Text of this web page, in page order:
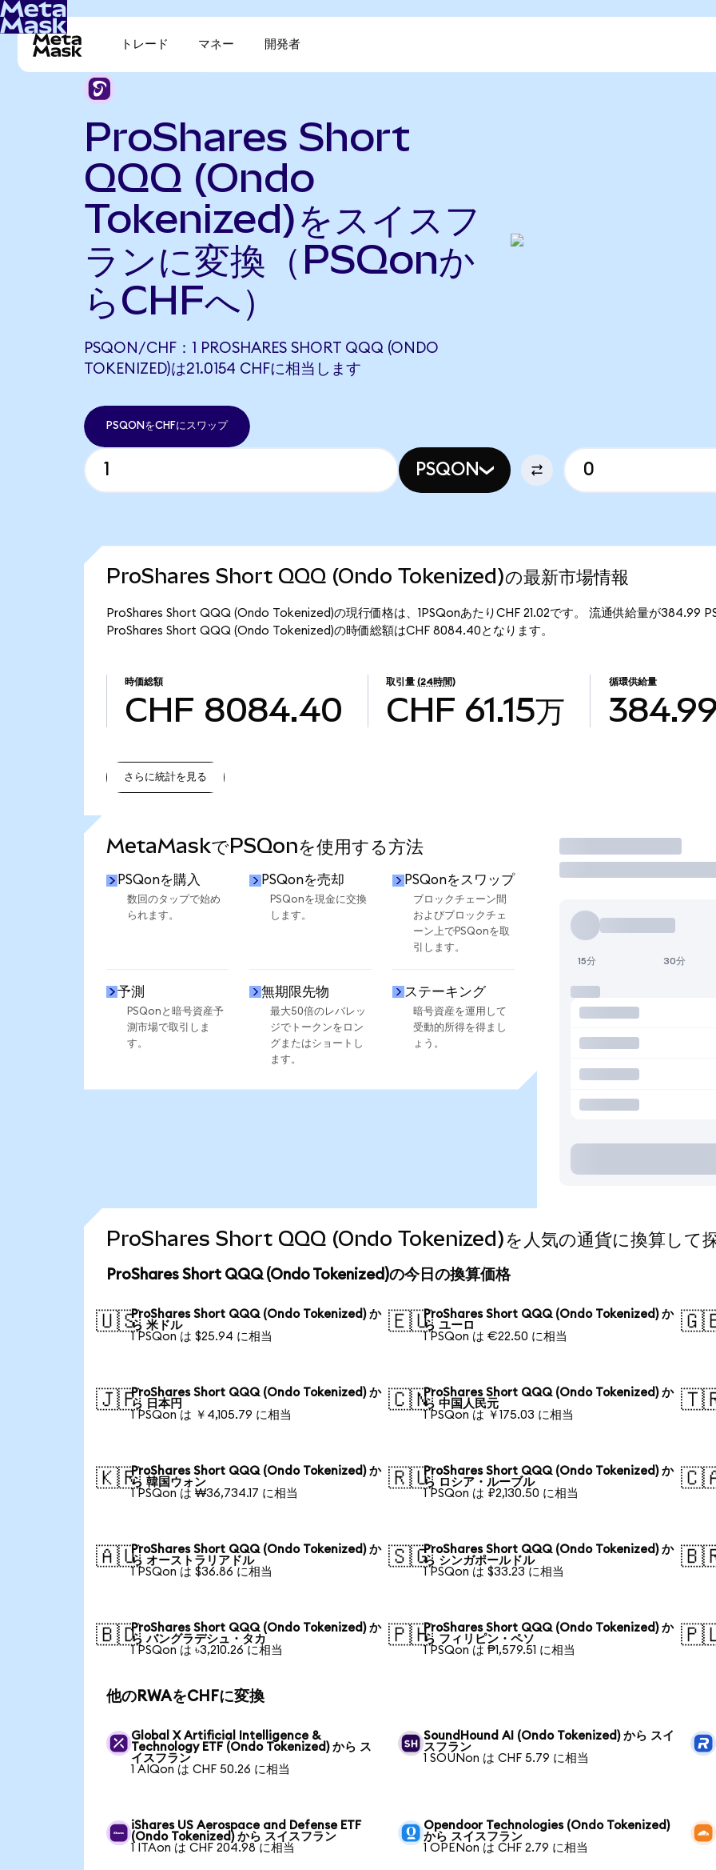
トレード マネー 開発者
ProShares Short
QQQ (Ondo
Tokenized)をスイスフ
ランに変換（PSQonか
らCHFへ）
PSQON/CHF：1 PROSHARES SHORT QQQ (ONDO
TOKENIZED)は21.0154 CHFに相当します
PSQONをCHFにスワップ
PSQON
ProShares Short QQQ (Ondo Tokenized)の最新市場情報
ProShares Short QQQ (Ondo Tokenized)の現行価格は、1PSQonあたりCHF 21.02です。 流通供給量が384.99
ProShares Short QQQ (Ondo Tokenized)の時価総額はCHF 8084.40となります。
時価総額
CHF 8084.40
取引量 (24時間)
CHF 61.15万
循環供給量
さらに統計を見る
MetaMaskでPSQonを使用する方法
PSQonを購入
数回のタップで始め
られます。
PSQonを売却
PSQonを現金に交換
します。
PSQonをスワップ
ブロックチェーン間
およびブロックチェ
ーン上でPSQonを取
引します。
予測
PSQonと暗号資産予
測市場で取引しま
す。
無期限先物
最大50倍のレバレッ
ジでトークンをロン
グまたはショートし
ます。
ステーキング
暗号資産を運用して
受動的所得を得まし
ょう。
取引
15分 30分
ProShares Short QQQ (Ondo Tokenized)を人気の通貨に換算して
ProShares Short QQQ (Ondo Tokenized)の今日の換算価格
🇺🇸ProShares Short QQQ (Ondo Tokenized) か
ら 米ドル
1 PSQon は $25.94 に相当
🇪🇺ProShares Short QQQ (Ondo Tokenized) か
ら ユーロ
1 PSQon は €22.50 に相当
🇯🇵ProShares Short QQQ (Ondo Tokenized) か
ら 日本円
1 PSQon は ￥4,105.79 に相当
🇨🇳ProShares Short QQQ (Ondo Tokenized) か
ら 中国人民元
1 PSQon は ￥175.03 に相当
🇰🇷ProShares Short QQQ (Ondo Tokenized) か
ら 韓国ウォン
1 PSQon は ₩36,734.17 に相当
🇷🇺ProShares Short QQQ (Ondo Tokenized) か
ら ロシア・ルーブル
1 PSQon は ₽2,130.50 に相当
🇦🇺ProShares Short QQQ (Ondo Tokenized) か
ら オーストラリアドル
1 PSQon は $36.86 に相当
🇸🇬ProShares Short QQQ (Ondo Tokenized) か
ら シンガポールドル
1 PSQon は $33.23 に相当
🇧🇩ProShares Short QQQ (Ondo Tokenized) か
ら バングラデシュ・タカ
1 PSQon は ৳3,210.26 に相当
🇵🇭ProShares Short QQQ (Ondo Tokenized) か
ら フィリピン・ペソ
1 PSQon は ₱1,579.51 に相当
他のRWAをCHFに変換
Global X Artificial Intelligence &
Technology ETF (Ondo Tokenized) から ス
イスフラン
1 AIQon は CHF 50.26 に相当
SoundHound AI (Ondo Tokenized) から スイ
スフラン
1 SOUNon は CHF 5.79 に相当
iShares US Aerospace and Defense ETF
(Ondo Tokenized) から スイスフラン
1 ITAon は CHF 204.98 に相当
Opendoor Technologies (Ondo Tokenized)
から スイスフラン
1 OPENon は CHF 2.79 に相当